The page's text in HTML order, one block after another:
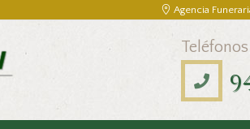
Agencia